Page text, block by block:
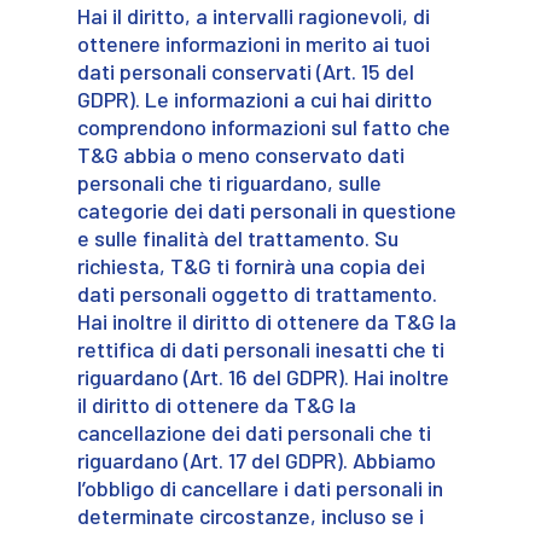
Hai il diritto, a intervalli ragionevoli, di
ottenere informazioni in merito ai tuoi
dati personali conservati (Art. 15 del
GDPR). Le informazioni a cui hai diritto
comprendono informazioni sul fatto che
T&G abbia o meno conservato dati
personali che ti riguardano, sulle
categorie dei dati personali in questione
e sulle finalità del trattamento. Su
richiesta, T&G ti fornirà una copia dei
dati personali oggetto di trattamento.
Hai inoltre il diritto di ottenere da T&G la
rettifica di dati personali inesatti che ti
riguardano (Art. 16 del GDPR). Hai inoltre
il diritto di ottenere da T&G la
cancellazione dei dati personali che ti
riguardano (Art. 17 del GDPR). Abbiamo
l’obbligo di cancellare i dati personali in
determinate circostanze, incluso se i